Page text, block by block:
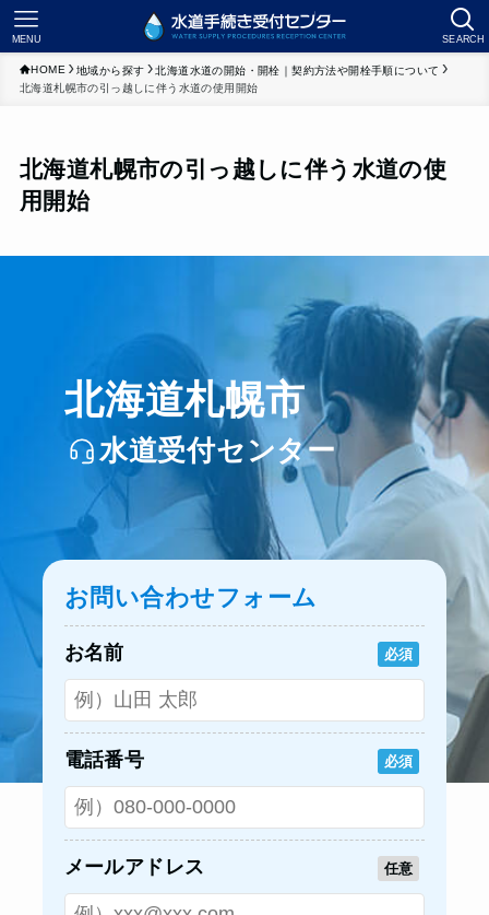
SEARCH
MENU
HOME 地域から探す
北海道水道の開始・開栓｜契約方法や開栓手順について
北海道札幌市の引っ越しに伴う水道の使用開始
北海道札幌市の引っ越しに伴う水道の使
用開始
北海道札幌市
水道受付センター
お問い合わせフォーム
お名前 必須
電話番号 必須
メールアドレス 任意